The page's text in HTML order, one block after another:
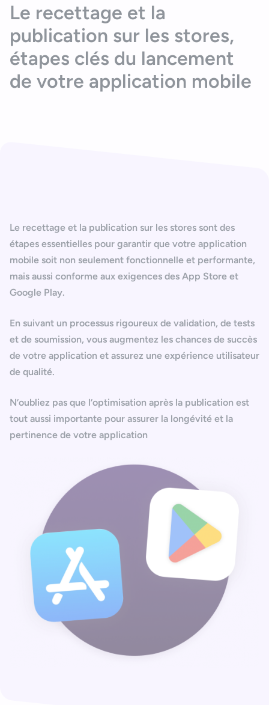
Le recettage et la
publication sur les stores,
étapes clés du lancement
de votre application mobile
Le recettage et la publication sur les stores sont des
étapes essentielles pour garantir que votre application
mobile soit non seulement fonctionnelle et performante,
mais aussi conforme aux exigences des App Store et
Google Play.
En suivant un processus rigoureux de validation, de tests
et de soumission, vous augmentez les chances de succès
de votre application et assurez une expérience utilisateur
de qualité.
N’oubliez pas que l’optimisation après la publication est
tout aussi importante pour assurer la longévité et la
pertinence de votre application